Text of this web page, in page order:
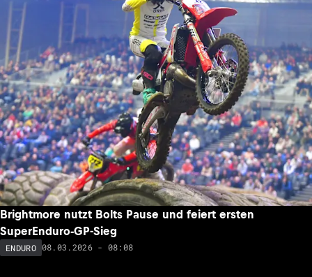
Brightmore nutzt Bolts Pause und feiert ersten
SuperEnduro-GP-Sieg
ENDURO 08.03.2026 - 08:08